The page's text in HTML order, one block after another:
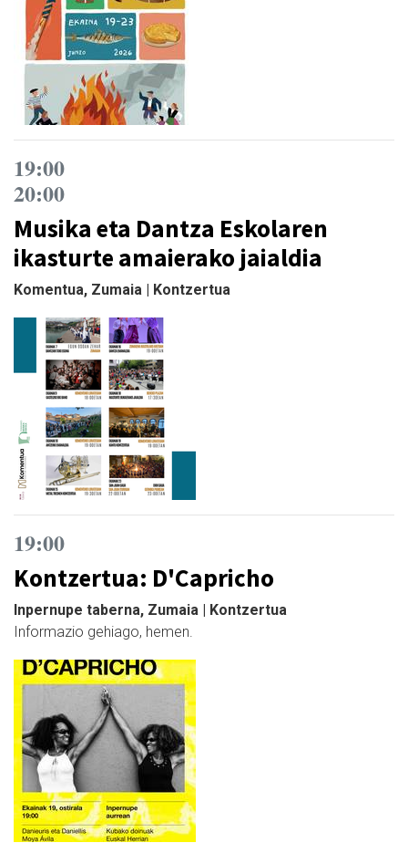
19:00
20:00
Musika eta Dantza Eskolaren
ikasturte amaierako jaialdia
Komentua, Zumaia | Kontzertua
19:00
Kontzertua: D'Capricho
Inpernupe taberna, Zumaia | Kontzertua
Informazio gehiago, hemen.